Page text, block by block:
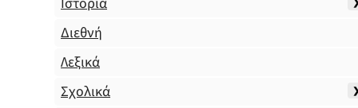
Διεθνή
Λεξικά
Σχολικά